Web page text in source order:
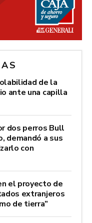
de la
ante una capilla
dos perros Bull
demandó a sus
con
el proyecto de
extranjeros
de tierra”